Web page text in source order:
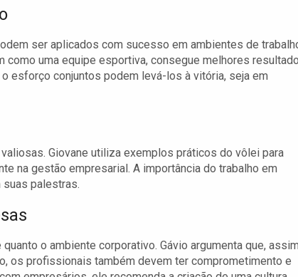
ser aplicados com sucesso em ambientes de
como uma equipe esportiva, consegue melhores
esforço conjuntos podem levá-los à vitória, seja em
Giovane utiliza exemplos práticos do vôlei para
na gestão empresarial. A importância do trabalho em
suas palestras.
o ambiente corporativo. Gávio argumenta que, assim
os profissionais também devem ter comprometimento e